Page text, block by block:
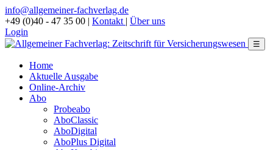
info@allgemeiner-fachverlag.de
+49 (0)40 - 47 35 00 | Kontakt | Über uns
Login
☰
Home
Aktuelle Ausgabe
Online-Archiv
Abo
Probeabo
AboClassic
AboDigital
AboPlus Digital